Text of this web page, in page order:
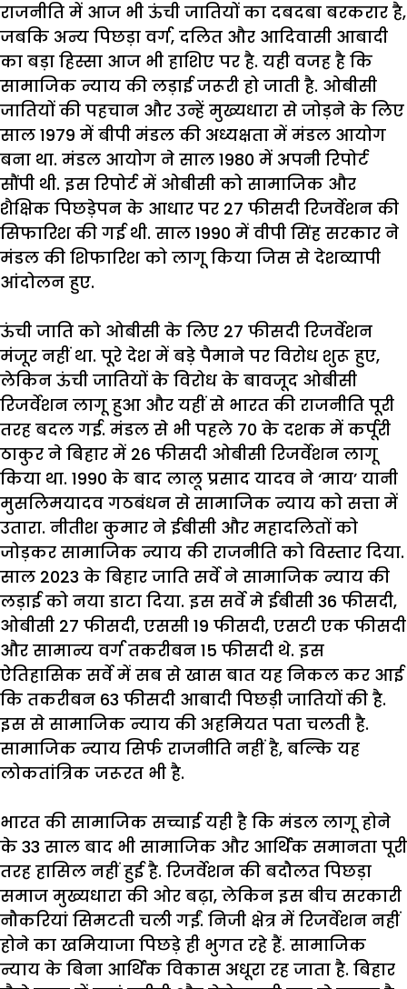
राजनीति में आज भी ऊंची जातियों का दबदबा बरकरार है,
जबकि अन्य पिछड़ा वर्ग, दलित और आदिवासी आबादी
का बड़ा हिस्सा आज भी हाशिए पर है. यही वजह है कि
सामाजिक न्याय की लड़ाई जरूरी हो जाती है. ओबीसी
जातियों की पहचान और उन्हें मुख्यधारा से जोड़ने के लिए
साल 1979 में बीपी मंडल की अध्यक्षता में मंडल आयोग
बना था. मंडल आयोग ने साल 1980 में अपनी रिपोर्ट
सौंपी थी. इस रिपोर्ट में ओबीसी को सामाजिक और
शैक्षिक पिछड़ेपन के आधार पर 27 फीसदी रिजर्वेशन की
सिफारिश की गई थी. साल 1990 में वीपी सिंह सरकार ने
मंडल की शिफारिश को लागू किया जिस से देशव्यापी
आंदोलन हुए.
ऊंची जाति को ओबीसी के लिए 27 फीसदी रिजर्वेशन
मंजूर नहीं था. पूरे देश में बड़े पैमाने पर विरोध शुरू हुए,
लेकिन ऊंची जातियों के विरोध के बावजूद ओबीसी
रिजर्वेशन लागू हुआ और यहीं से भारत की राजनीति पूरी
तरह बदल गई. मंडल से भी पहले 70 के दशक में कर्पूरी
ठाकुर ने बिहार में 26 फीसदी ओबीसी रिजर्वेशन लागू
किया था. 1990 के बाद लालू प्रसाद यादव ने ‘माय’ यानी
मुसलिमयादव गठबंधन से सामाजिक न्याय को सत्ता में
उतारा. नीतीश कुमार ने ईबीसी और महादलितों को
जोड़कर सामाजिक न्याय की राजनीति को विस्तार दिया.
साल 2023 के बिहार जाति सर्वे ने सामाजिक न्याय की
लड़ाई को नया डाटा दिया. इस सर्वे मे ईबीसी 36 फीसदी,
ओबीसी 27 फीसदी, एससी 19 फीसदी, एसटी एक फीसदी
और सामान्य वर्ग तकरीबन 15 फीसदी थे. इस
ऐतिहासिक सर्वे में सब से खास बात यह निकल कर आई
कि तकरीबन 63 फीसदी आबादी पिछड़ी जातियों की है.
इस से सामाजिक न्याय की अहमियत पता चलती है.
सामाजिक न्याय सिर्फ राजनीति नहीं है, बल्कि यह
लोकतांत्रिक जरूरत भी है.
भारत की सामाजिक सच्चाई यही है कि मंडल लागू होने
के 33 साल बाद भी सामाजिक और आर्थिक समानता पूरी
तरह हासिल नहीं हुई है. रिजर्वेशन की बदौलत पिछड़ा
समाज मुख्यधारा की ओर बढ़ा, लेकिन इस बीच सरकारी
नौकरियां सिमटती चली गईं. निजी क्षेत्र में रिजर्वेशन नहीं
होने का खमियाजा पिछड़े ही भुगत रहे हैं. सामाजिक
न्याय के बिना आर्थिक विकास अधूरा रह जाता है. बिहार